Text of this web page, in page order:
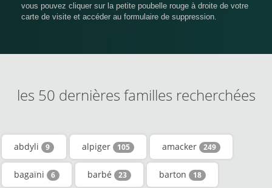
vous pouvez cliquer sur la petite poubelle rouge à droite de votre
carte de visite et accéder au formulaire de suppression.
les 50 dernières familles recherchées
abdyli 9 alpiger 105 amacker 249
bagaïni 6 barbé 23 barton 18